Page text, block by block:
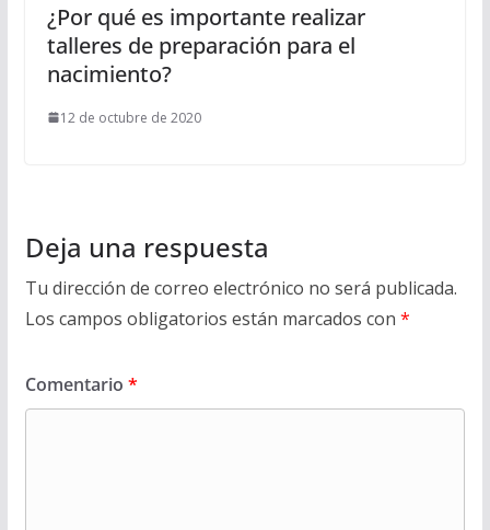
¿Por qué es importante realizar
talleres de preparación para el
nacimiento?
12 de octubre de 2020
Deja una respuesta
Tu dirección de correo electrónico no será publicada.
Los campos obligatorios están marcados con *
Comentario *